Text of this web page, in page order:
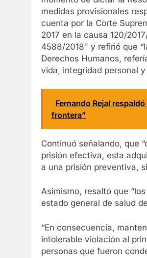
medidas provisionales
cuenta por la Corte
2017 en la causa 120/
4588/2018″ y refirió que
Derechos Humanos,
vida, integridad personal y
Fernando Rejal
frontera”
Continuó señalando, que
prisión efectiva, esta
a una prisión preventiva,
Asimismo, resaltó que
estado general de salud
“En consecuencia,
intolerable violación al
personas que fueron